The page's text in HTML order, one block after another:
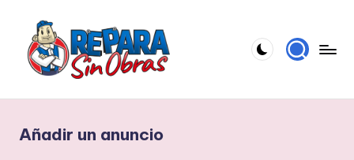
contenido
p
para
especialistas
Añadir un anuncio